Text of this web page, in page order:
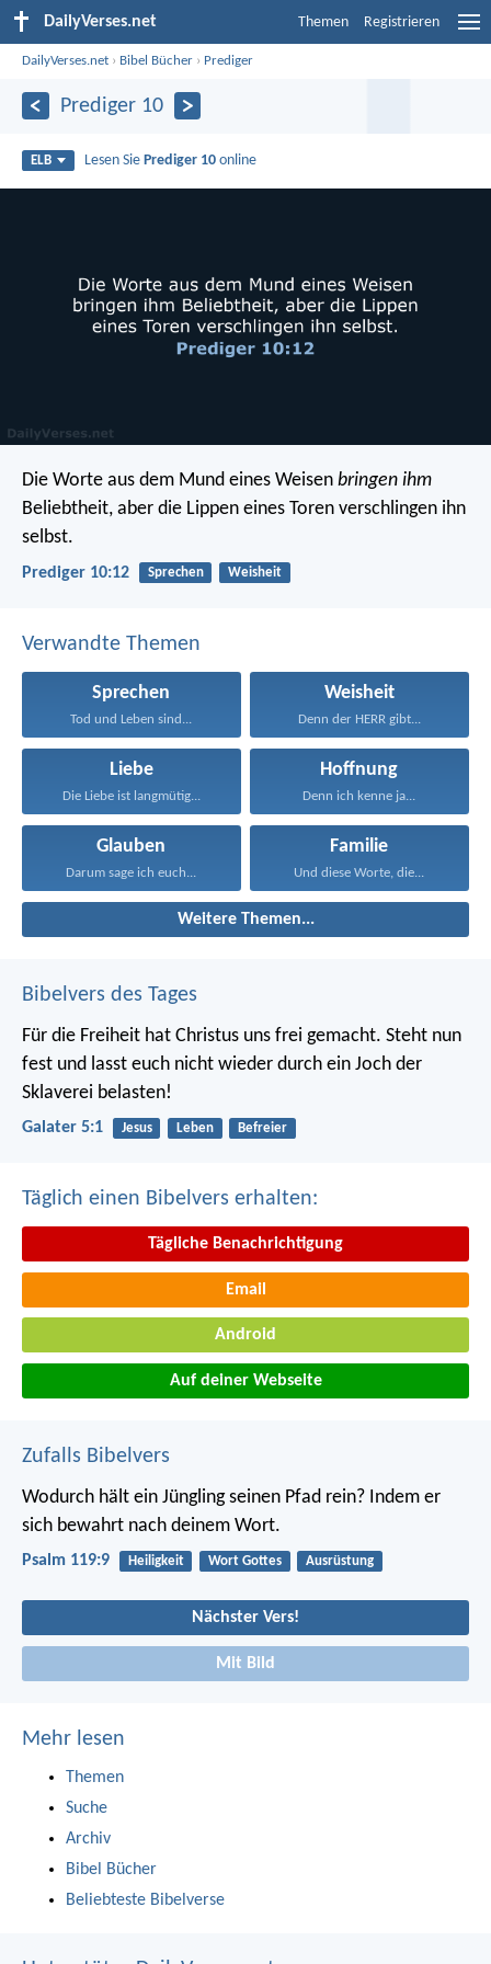
DailyVerses.net Themen Registrieren
DailyVerses.net › Bibel Bücher › Prediger
Prediger 10
ELB Lesen Sie Prediger 10 online
Die Worte aus dem Mund eines Weisen bringen ihm
Beliebtheit, aber die Lippen eines Toren verschlingen ihn
selbst.
Prediger 10:12 Sprechen Weisheit
Verwandte Themen
Sprechen
Tod und Leben sind...
Weisheit
Denn der HERR gibt...
Liebe
Die Liebe ist langmütig...
Hoffnung
Denn ich kenne ja...
Glauben
Darum sage ich euch...
Familie
Und diese Worte, die...
Weitere Themen...
Bibelvers des Tages
Für die Freiheit hat Christus uns frei gemacht. Steht nun
fest und lasst euch nicht wieder durch ein Joch der
Sklaverei belasten!
Galater 5:1 Jesus Leben Befreier
Täglich einen Bibelvers erhalten:
Tägliche Benachrichtigung
Email
Android
Auf deiner Webseite
Zufalls Bibelvers
Wodurch hält ein Jüngling seinen Pfad rein? Indem er
sich bewahrt nach deinem Wort.
Psalm 119:9 Heiligkeit Wort Gottes Ausrüstung
Nächster Vers!
Mit Bild
Mehr lesen
Themen
Suche
Archiv
Bibel Bücher
Beliebteste Bibelverse